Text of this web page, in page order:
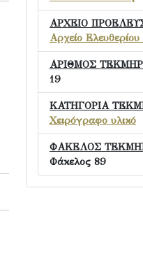
ΑΡΧΕΙΟ
Αρχείο Ελευθερίου
ΑΡΙΘΜΟΣ
19
ΚΑΤΗΓΟΡΙΑ
Χειρόγραφο υλικό
ΦΑΚΕΛΟΣ
Φάκελος 89